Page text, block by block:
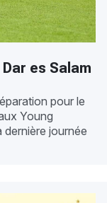
es Salam
pour le
Young
dernière journée